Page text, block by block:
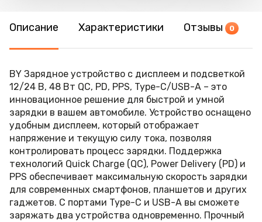
Описание Характеристики Отзывы 0
BY Зарядное устройство с дисплеем и подсветкой
12/24 В, 48 Вт QC, PD, PPS, Type-C/USB-A – это
инновационное решение для быстрой и умной
зарядки в вашем автомобиле. Устройство оснащено
удобным дисплеем, который отображает
напряжение и текущую силу тока, позволяя
контролировать процесс зарядки. Поддержка
технологий Quick Charge (QC), Power Delivery (PD) и
PPS обеспечивает максимальную скорость зарядки
для современных смартфонов, планшетов и других
гаджетов. С портами Type-C и USB-A вы сможете
заряжать два устройства одновременно. Прочный